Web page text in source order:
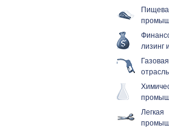
лизинг
отрасль
Легкая